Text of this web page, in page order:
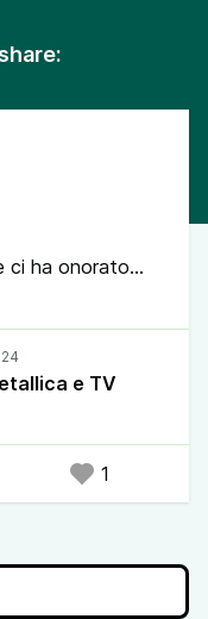
ci ha onorato
lui in una
anche di
è pigra la TV
e TV
1